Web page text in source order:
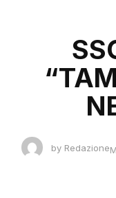
by Redazione